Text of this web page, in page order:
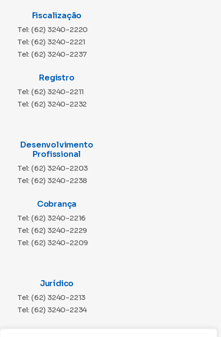
Fiscalização
Tel: (62) 3240-2220
Tel: (62) 3240-2221
Tel: (62) 3240-2237
Registro
Tel: (62) 3240-2211
Tel: (62) 3240-2232
Desenvolvimento
Profissional
Tel: (62) 3240-2203
Tel: (62) 3240-2238
Cobrança
Tel: (62) 3240-2216
Tel: (62) 3240-2229
Tel: (62) 3240-2209
Jurídico
Tel: (62) 3240-2213
Tel: (62) 3240-2234